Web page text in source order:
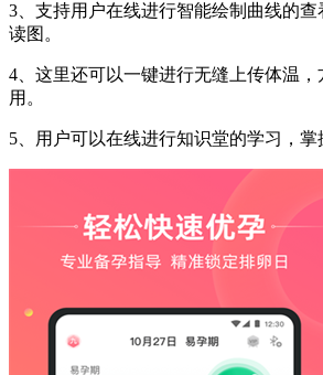
3、支持用户在线进行智能绘制曲线的
读图。
4、这里还可以一键进行无缝上传体温
用。
5、用户可以在线进行知识堂的学习，掌